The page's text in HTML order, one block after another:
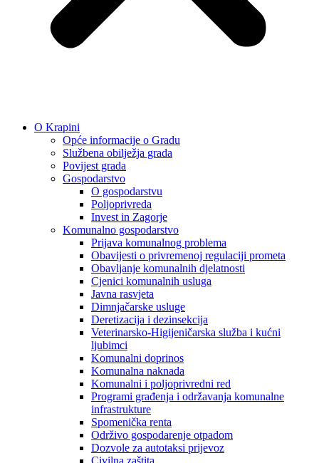
O Krapini
Opće informacije o Gradu
Službena obilježja grada
Povijest grada
Gospodarstvo
O gospodarstvu
Poljoprivreda
Invest in Zagorje
Komunalno gospodarstvo
Prijava komunalnog problema
Obavijesti o privremenoj regulaciji prometa
Obavljanje komunalnih djelatnosti
Cjenici komunalnih usluga
Javna rasvjeta
Dimnjačarske usluge
Deretizacija i dezinsekcija
Veterinarsko-Higijeničarska služba i kućni
ljubimci
Komunalni doprinos
Komunalna naknada
Komunalni i poljoprivredni red
Programi građenja i održavanja komunalne
infrastrukture
Spomenička renta
Održivo gospodarenje otpadom
Dozvole za autotaksi prijevoz
Civilna zaštita